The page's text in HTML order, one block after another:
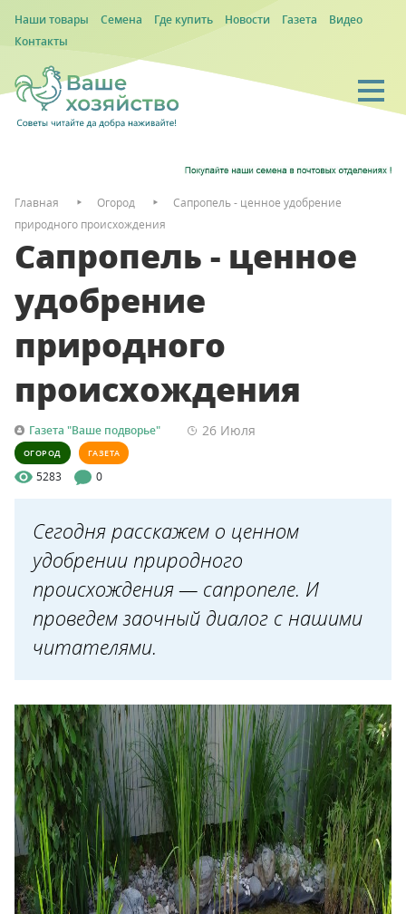
Наши товары Семена Где купить Новости Газета
Видео
Контакты
Главная Огород
Сапропель - ценное удобрение
природного происхождения
Сапропель - ценное
удобрение
природного
происхождения
Газета "Ваше подворье" 26 Июля
ОГОРОД ГАЗЕТА
5283 0
Сегодня расскажем о ценном
удобрении природного
происхождения — сапропеле. И
проведем заочный диалог с нашими
читателями.